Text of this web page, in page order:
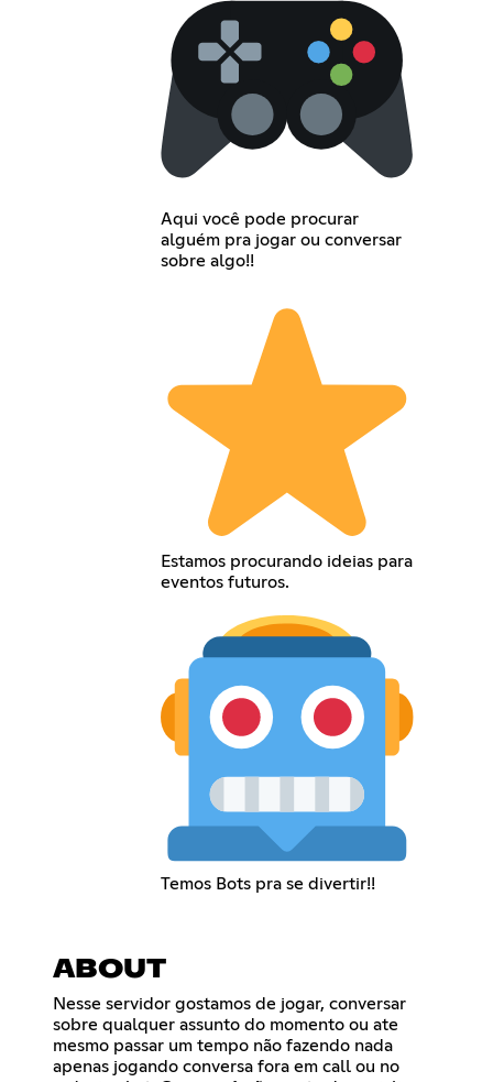
Aqui você pode procurar
alguém pra jogar ou conversar
sobre algo!!
Estamos procurando ideias para
eventos futuros.
Temos Bots pra se divertir!!
ABOUT
Nesse servidor gostamos de jogar, conversar
sobre qualquer assunto do momento ou ate
mesmo passar um tempo não fazendo nada
apenas jogando conversa fora em call ou no